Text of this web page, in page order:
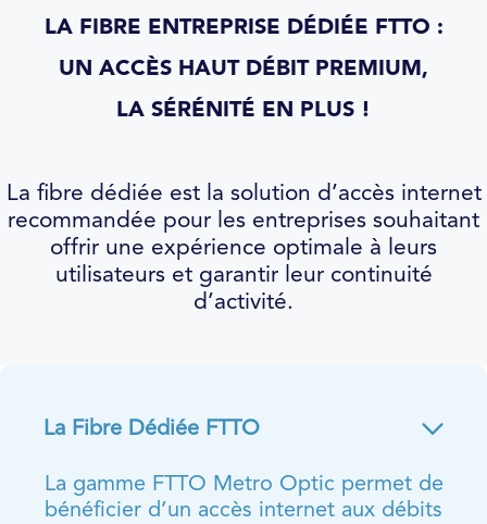
LA FIBRE ENTREPRISE DÉDIÉE FTTO :
UN ACCÈS HAUT DÉBIT PREMIUM,
LA SÉRÉNITÉ EN PLUS !
La fibre dédiée est la solution d’accès internet
recommandée pour les entreprises souhaitant
offrir une expérience optimale à leurs
utilisateurs et garantir leur continuité
d’activité.
La Fibre Dédiée FTTO
La gamme FTTO Metro Optic permet de
bénéficier d’un accès internet aux débits